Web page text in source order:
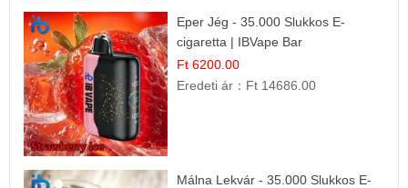
Eper Jég - 35.000 Slukkos E-
cigaretta | IBVape Bar
Ft 6200.00
Eredeti ár： Ft 14686.00
Málna Lekvár - 35.000 Slukkos E-